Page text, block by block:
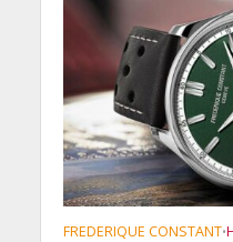
FREDERIQUE CONSTANT•